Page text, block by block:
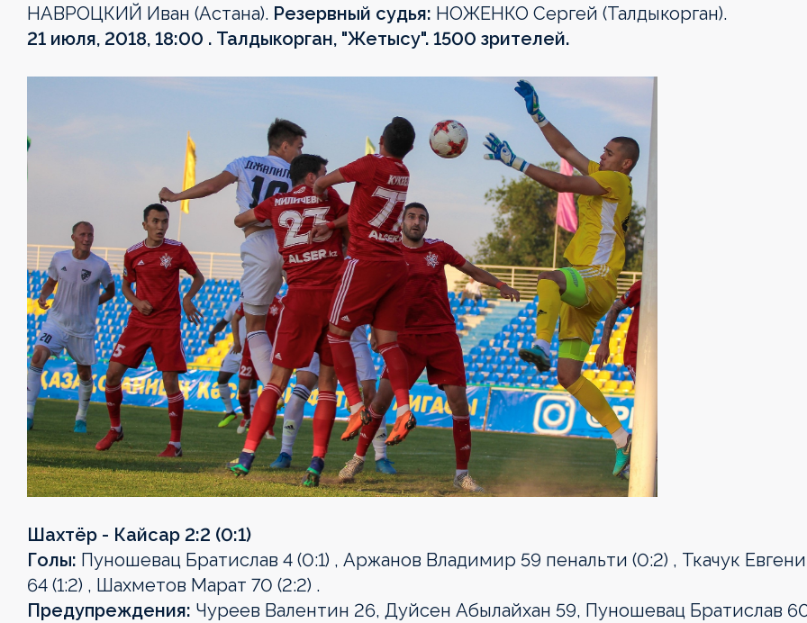
НАВРОЦКИЙ Иван (Астана). Резервный судья: НОЖЕНКО Сергей (Талдыкорган).
21 июля, 2018, 18:00 . Талдыкорган, "Жетысу". 1500 зрителей.
Шахтёр - Кайсар 2:2 (0:1)
Голы: Пуношевац Братислав 4 (0:1) , Аржанов Владимир 59 пенальти (0:2) , Ткачук
64 (1:2) , Шахметов Марат 70 (2:2) .
Предупреждения: Чуреев Валентин 26, Дуйсен Абылайхан 59, Пуношевац Братислав